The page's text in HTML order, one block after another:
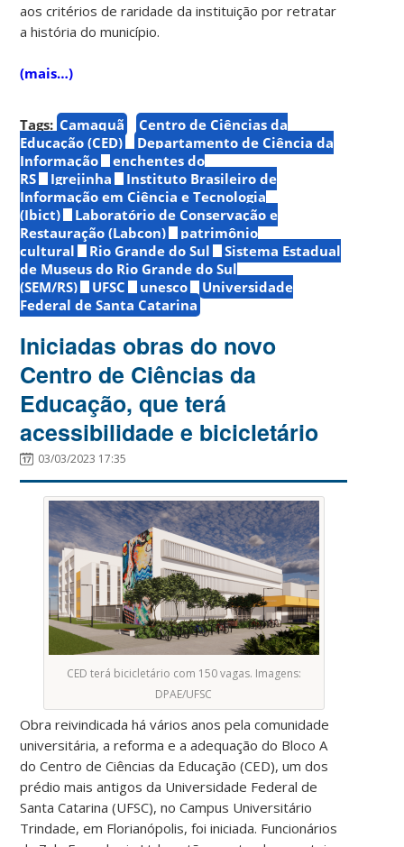
aos critérios de raridade da instituição por retratar
a história do município.
(mais…)
Tags: Camaquã
Centro de Ciências da
Educação (CED)
Departamento de Ciência da
Informação
enchentes do
RS
Igrejinha
Instituto Brasileiro de
Informação em Ciência e Tecnologia
(Ibict)
Laboratório de Conservação e
Restauração (Labcon)
patrimônio
cultural
Rio Grande do Sul
Sistema Estadual
de Museus do Rio Grande do Sul
(SEM/RS)
UFSC unesco
Universidade
Federal de Santa Catarina
Iniciadas obras do novo
Centro de Ciências da
Educação, que terá
acessibilidade e bicicletário
03/03/2023 17:35
CED terá bicicletário com 150 vagas. Imagens:
DPAE/UFSC
Obra reivindicada há vários anos pela comunidade
universitária, a reforma e a adequação do Bloco A
do Centro de Ciências da Educação (CED), um dos
prédio mais antigos da Universidade Federal de
Santa Catarina (UFSC), no Campus Universitário
Trindade, em Florianópolis, foi iniciada. Funcionários